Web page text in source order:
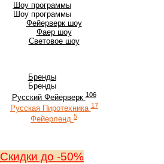
Шоу программы
Шоу программы
Фейерверк шоу
Фаер шоу
Световое шоу
Бренды
Бренды
Русский Фейерверк 106
Русская Пиротехника 17
Фейерленд 5
Скидки до -50%